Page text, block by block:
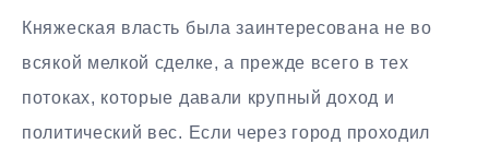
Княжеская власть была заинтересована не во
всякой мелкой сделке, а прежде всего в тех
потоках, которые давали крупный доход и
политический вес. Если через город проходил